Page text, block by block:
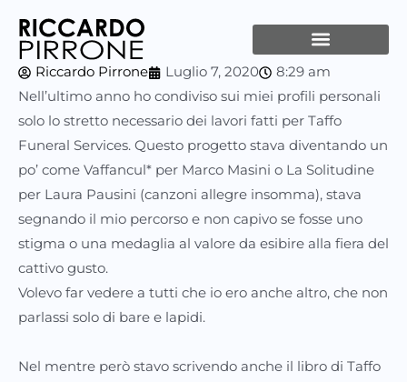
contenuto
Riccardo Pirrone Luglio 7, 2020
8:29 am
Nell’ultimo anno ho condiviso sui miei profili personali
solo lo stretto necessario dei lavori fatti per Taffo
Funeral Services. Questo progetto stava diventando un
po’ come Vaffancul* per Marco Masini o La Solitudine
per Laura Pausini (canzoni allegre insomma), stava
segnando il mio percorso e non capivo se fosse uno
stigma o una medaglia al valore da esibire alla fiera del
cattivo gusto.
Volevo far vedere a tutti che io ero anche altro, che non
parlassi solo di bare e lapidi.
Nel mentre però stavo scrivendo anche il libro di Taffo